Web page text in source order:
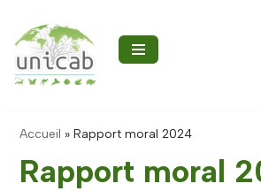
Aller
au
contenu
Accueil » Rapport moral 2024
Rapport moral